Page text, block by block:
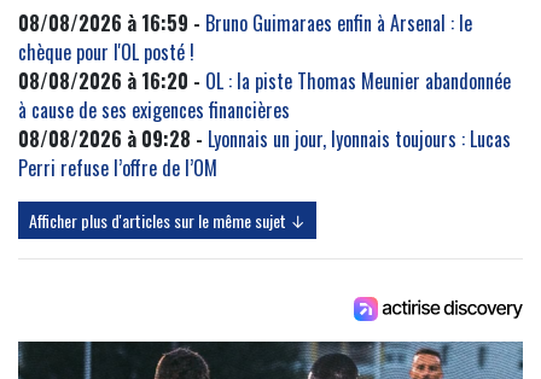
08/08/2026 à 16:59 - Bruno Guimaraes enfin à Arsenal : le
chèque pour l'OL posté !
08/08/2026 à 16:20 - OL : la piste Thomas Meunier abandonnée
à cause de ses exigences financières
08/08/2026 à 09:28 - Lyonnais un jour, lyonnais toujours : Lucas
Perri refuse l’offre de l’OM
Afficher plus d'articles sur le même sujet ↓